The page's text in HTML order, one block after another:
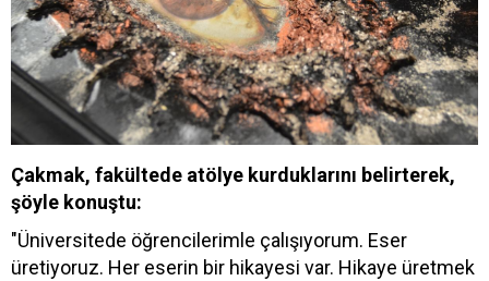
Çakmak, fakültede atölye kurduklarını belirterek,
şöyle konuştu:
"Üniversitede öğrencilerimle çalışıyorum. Eser
üretiyoruz. Her eserin bir hikayesi var. Hikaye üretmek